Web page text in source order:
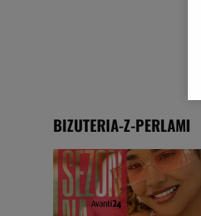
BIZUTERIA-Z-PERLAMI